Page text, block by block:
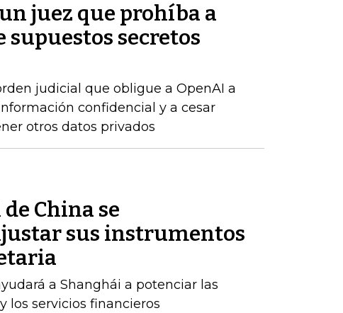
juez que prohíba a
supuestos secretos
judicial que obligue a OpenAI a
confidencial y a cesar
otros datos privados
China se
sus instrumentos
a Shanghái a potenciar las
los servicios financieros